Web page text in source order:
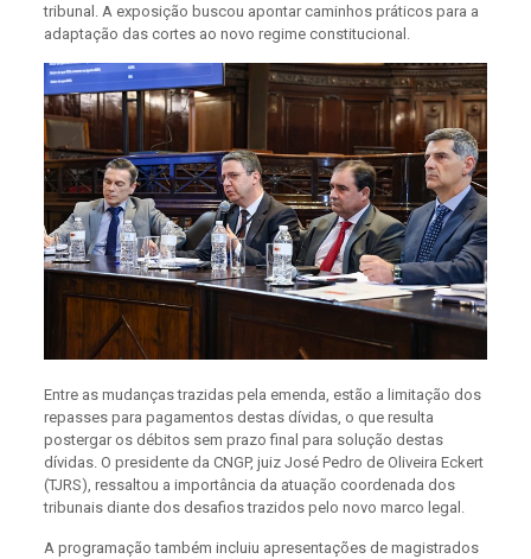
tribunal. A exposição buscou apontar caminhos práticos para a
adaptação das cortes ao novo regime constitucional.
Entre as mudanças trazidas pela emenda, estão a limitação dos
repasses para pagamentos destas dívidas, o que resulta
postergar os débitos sem prazo final para solução destas
dívidas. O presidente da CNGP, juiz José Pedro de Oliveira Eckert
(TJRS), ressaltou a importância da atuação coordenada dos
tribunais diante dos desafios trazidos pelo novo marco legal.
A programação também incluiu apresentações de magistrados